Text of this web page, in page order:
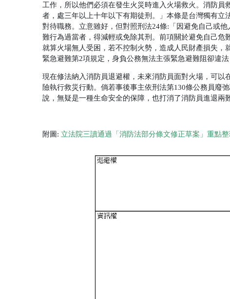
工作，所以他們必須在發生火災時進入火場救火。消防員
者，處三年以上十年以下有期徒刑。」本條是台灣獨有
對待職務。立意雖好，但對照刑法24條: 「因避免自己或
難行為過當者，得減輕或免除其刑。前項關於避免自己危
就算火場無人受困，若不控制火勢，造成人民財產損失，
緊急避難第2項規定，身負公務無法主張緊急避難阻卻違
現在修法納入消防員退避權，未來消防員面對火場，可
險執行救災行動。倘若事後事主依刑法第130條公務員廢
說，無疑是一種生命安全的保障，也打消了消防員進退兩
附圖: 立法院三讀通過「消防法部分條文修正草案」重點整